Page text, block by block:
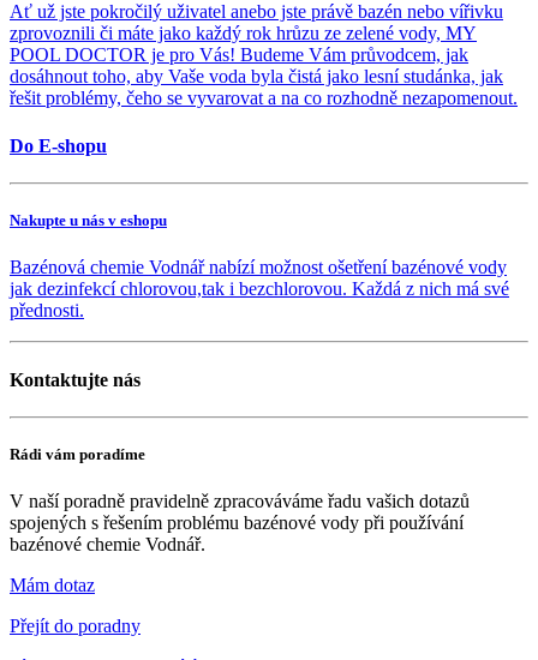
Ať už jste pokročilý uživatel anebo jste právě bazén nebo vířivku
zprovoznili či máte jako každý rok hrůzu ze zelené vody, MY
POOL DOCTOR je pro Vás! Budeme Vám průvodcem, jak
dosáhnout toho, aby Vaše voda byla čistá jako lesní studánka, jak
řešit problémy, čeho se vyvarovat a na co rozhodně nezapomenout.
Do E-shopu
Nakupte u nás v eshopu
Bazénová chemie Vodnář nabízí možnost ošetření bazénové vody
jak dezinfekcí chlorovou,tak i bezchlorovou. Každá z nich má své
přednosti.
Kontaktujte nás
Rádi vám poradíme
V naší poradně pravidelně zpracováváme řadu vašich dotazů
spojených s řešením problému bazénové vody při používání
bazénové chemie Vodnář.
Mám dotaz
Přejít do poradny